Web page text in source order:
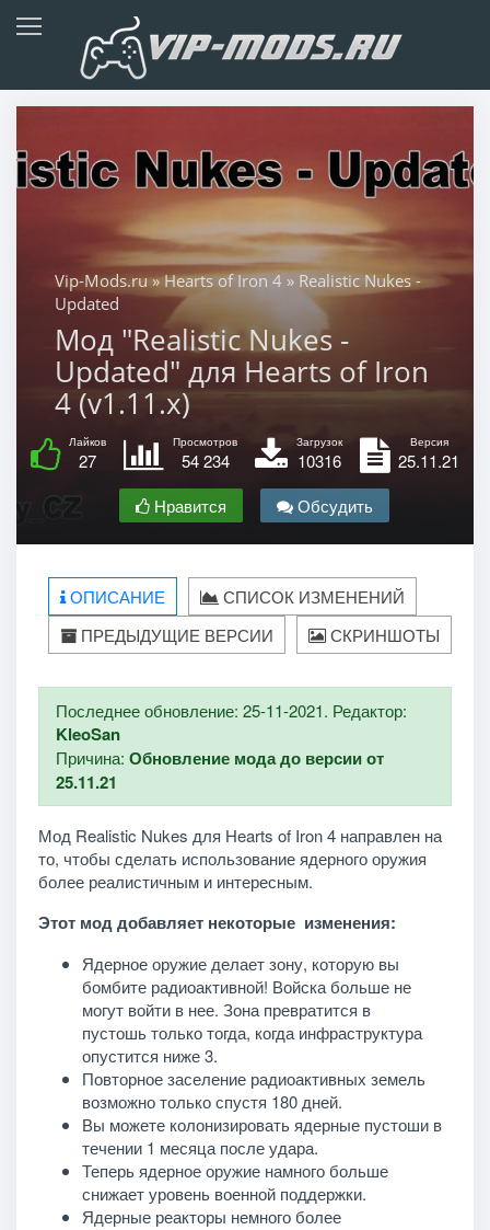
Vip-Mods.ru»Hearts of Iron 4» Realistic Nukes -
Updated
Мод "Realistic Nukes -
Updated" для Hearts of Iron
4 (v1.11.x)
Лайков
27
Просмотров
54 234
Загрузок
10316
Версия
25.11.21
Нравится
Обсудить
ОПИСАНИЕ
СПИСОК ИЗМЕНЕНИЙ
ПРЕДЫДУЩИЕ ВЕРСИИ
СКРИНШОТЫ
Последнее обновление: 25-11-2021. Редактор:
KleoSan
Причина: Обновление мода до версии от
25.11.21
Мод Realistic Nukes для Hearts of Iron 4 направлен на
то, чтобы сделать использование ядерного оружия
более реалистичным и интересным.
Этот мод добавляет некоторые изменения:
Ядерное оружие делает зону, которую вы
бомбите радиоактивной! Войска больше не
могут войти в нее. Зона превратится в
пустошь только тогда, когда инфраструктура
опустится ниже 3.
Повторное заселение радиоактивных земель
возможно только спустя 180 дней.
Вы можете колонизировать ядерные пустоши в
течении 1 месяца после удара.
Теперь ядерное оружие намного больше
снижает уровень военной поддержки.
Ядерные реакторы немного более